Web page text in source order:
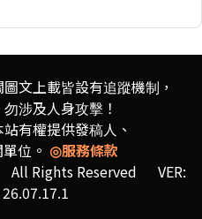
文上載皆設有追蹤機制，
涉及人身攻擊！
有權提供發稿人、
位。 ◎服務條款
Rights Reserved VER: